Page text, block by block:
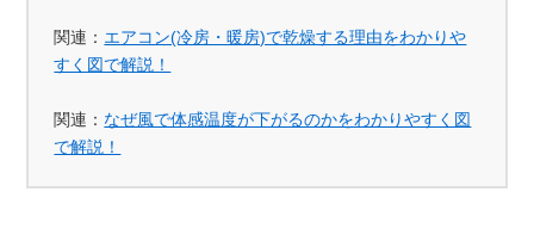
関連： エアコン(冷房・暖房)で乾燥する理由をわかりや
すく図で解説！
関連： なぜ風で体感温度が下がるのかをわかりやすく図
で解説！